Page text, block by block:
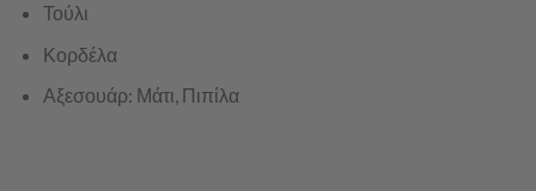
Τούλι
Κορδέλα
Αξεσουάρ: Μάτι, Πιπίλα